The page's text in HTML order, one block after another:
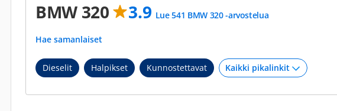
BMW 320 3.9 Lue 541 BMW 320 -arvostelua
Hae samanlaiset
Dieselit Halpikset Kunnostettavat